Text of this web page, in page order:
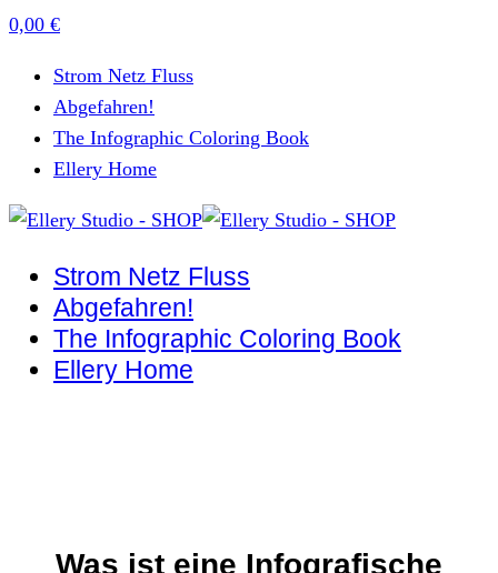
0,00 €
Strom Netz Fluss
Abgefahren!
The Infographic Coloring Book
Ellery Home
Strom Netz Fluss
Abgefahren!
The Infographic Coloring Book
Ellery Home
Was ist eine Infografische